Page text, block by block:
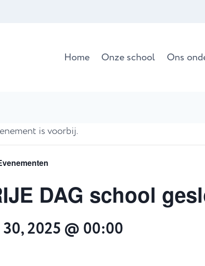
Home Onze school Ons
is voorbij.
DAG school
2025 @ 00:00